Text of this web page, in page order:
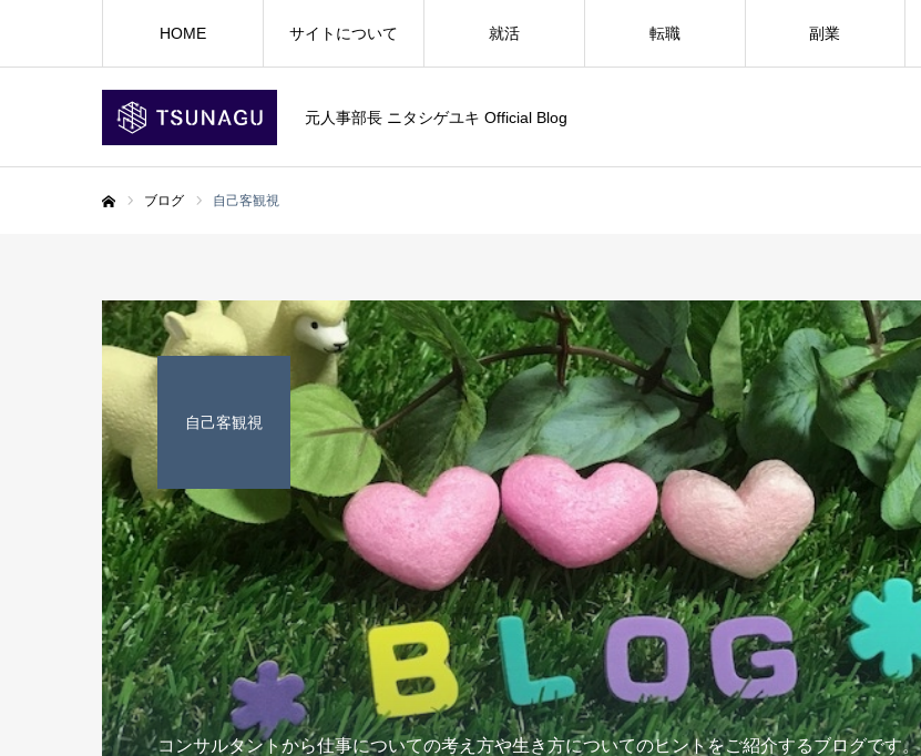
元人事部長 ニタシゲユキ Official Blog
HOME サイトについて 就活 転職 副業
ブログ 自己客観視
自己客観視
コンサルタントから仕事についての考え方や生き方についてのヒントをご紹介するブログです。